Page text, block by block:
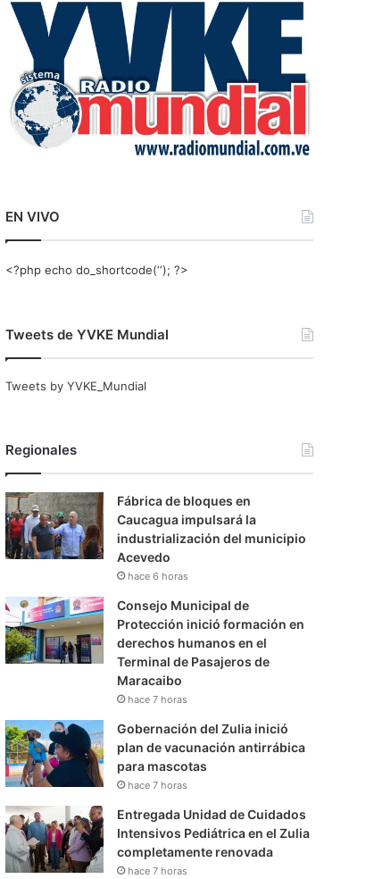
r
EN VIVO
<?php echo do_shortcode(‘‘); ?>
Tweets de YVKE Mundial
Tweets by YVKE_Mundial
Regionales
Fábrica de bloques en
Caucagua impulsará la
industrialización del municipio
Acevedo
hace 6 horas
Consejo Municipal de
Protección inició formación en
derechos humanos en el
Terminal de Pasajeros de
Maracaibo
hace 7 horas
Gobernación del Zulia inició
plan de vacunación antirrábica
para mascotas
hace 7 horas
Entregada Unidad de Cuidados
Intensivos Pediátrica en el Zulia
completamente renovada
hace 7 horas